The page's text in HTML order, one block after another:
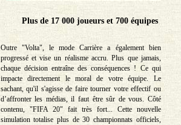
Plus de 17 000 joueurs et 700 équipes
Outre "Volta", le mode Carrière a également bien
progressé et vise un réalisme accru. Plus que jamais,
chaque décision entraîne des conséquences ! Ce qui
impacte directement le moral de votre équipe. Le
sachant, qu'il s'agisse de faire tourner votre effectif ou
d’affronter les médias, il faut être sûr de vous. Côté
contenu, "FIFA 20" fait très fort... Cette nouvelle
simulation totalise plus de 30 championnats officiels,